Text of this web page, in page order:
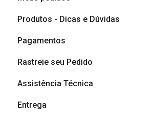
Como planejar o meu móvel
Produtos - Dicas e Dúvidas
Componentes do produto
Vídeos de montagem
Vídeos de Dicas de Montagem
Dicas e cuidados com seu móvel
Pagamentos
Cashback
Formas de pagamento
Rastreie seu Pedido
Assistência Técnica
Entrega